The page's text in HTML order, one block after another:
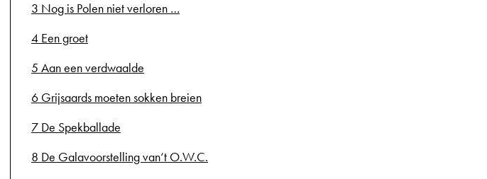
3 Nog is Polen niet verloren …
4 Een groet
5 Aan een verdwaalde
6 Grijsaards moeten sokken breien
7 De Spekballade
8 De Galavoorstelling van‘t O.W.C.